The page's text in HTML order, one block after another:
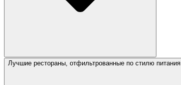
Лучшие рестораны, отфильтрованные по стилю питания